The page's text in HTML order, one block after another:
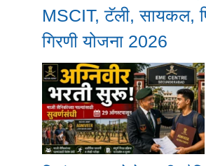
MSCIT, टॅली, सायकल,
गिरणी योजना 2026